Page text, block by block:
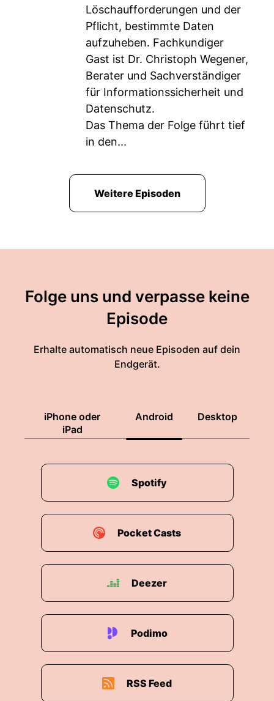
Löschaufforderungen und der
Pflicht, bestimmte Daten
aufzuheben. Fachkundiger
Gast ist Dr. Christoph Wegener,
Berater und Sachverständiger
für Informationssicherheit und
Datenschutz.
Das Thema der Folge führt tief
in den...
Weitere Episoden
Folge uns und verpasse keine
Episode
Erhalte automatisch neue Episoden auf dein
Endgerät.
iPhone oder
iPad
Android Desktop
Spotify
Pocket Casts
Deezer
Podimo
RSS Feed